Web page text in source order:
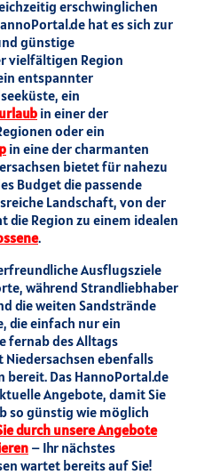
erschwinglichen
hat es sich zur
günstige
vielfältigen Region
entspannter
ein
in einer der
oder ein
in eine der charmanten
bietet für nahezu
Budget die passende
Landschaft, von der
die Region zu einem idealen
.
Ausflugsziele
während Strandliebhaber
die weiten Sandstrände
die einfach nur ein
fernab des Alltags
ebenfalls
bereit. Das HannoPortal.de
Angebote, damit Sie
so günstig wie möglich
durch unsere Angebote
– Ihr nächstes
wartet bereits auf Sie!